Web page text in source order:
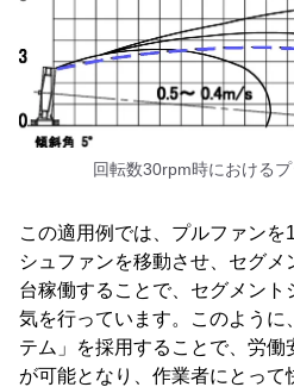
回転数30rpm時における
この適用例では、プルファンを
シュファンを移動させ、セグ
台稼働することで、セグメン
気を行っています。このように
テム」を採用することで、労
が可能となり、作業者にとって